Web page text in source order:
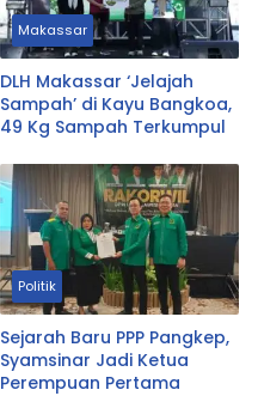
Makassar
DLH Makassar ‘Jelajah
Sampah’ di Kayu Bangkoa,
49 Kg Sampah Terkumpul
Politik
Sejarah Baru PPP Pangkep,
Syamsinar Jadi Ketua
Perempuan Pertama